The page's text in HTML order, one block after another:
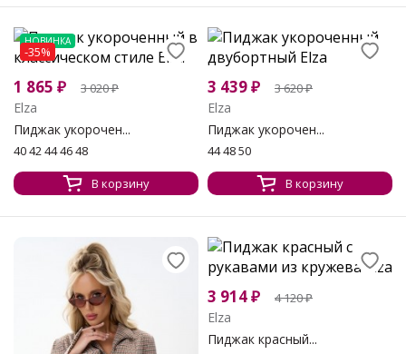
НОВИНКА
-35%
1 865 ₽ 3 020₽
Elza
Пиджак укорочен...
40 42 44 46 48
В корзину
3 439₽ 3 620₽
Elza
Пиджак укорочен...
44 48 50
В корзину
3 914₽ 4 120₽
Elza
Пиджак красный...